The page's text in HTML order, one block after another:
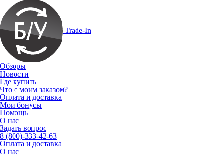
Trade-In
Обзоры
Новости
Где купить
Что с моим заказом?
Оплата и доставка
Мои бонусы
Помощь
О нас
Задать вопрос
8 (800)-333-42-63
Оплата и доставка
О нас